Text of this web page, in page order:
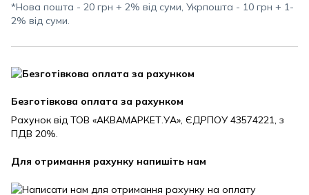
*Нова пошта - 20 грн + 2% від суми, Укрпошта - 10 грн + 1-
2% від суми.
Безготівкова оплата за рахунком
Рахунок від ТОВ «АКВАМАРКЕТ.УА», ЄДРПОУ 43574221, з
ПДВ 20%.
Для отримання рахунку напишіть нам